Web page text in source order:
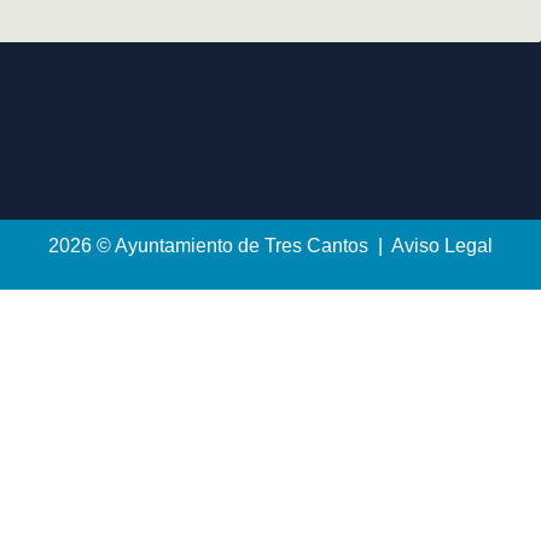
2026 © Ayuntamiento de Tres Cantos | Aviso Legal